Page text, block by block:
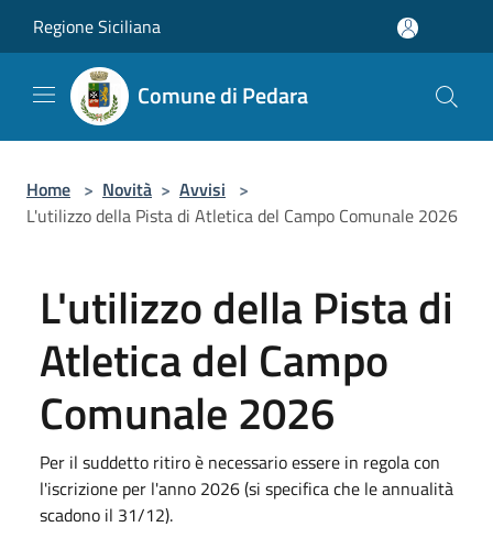
Regione Siciliana
Comune di Pedara
Home > Novità > Avvisi >
L'utilizzo della Pista di Atletica del Campo Comunale 2026
L'utilizzo della Pista di
Atletica del Campo
Comunale 2026
Per il suddetto ritiro è necessario essere in regola con
l'iscrizione per l'anno 2026 (si specifica che le annualità
scadono il 31/12).